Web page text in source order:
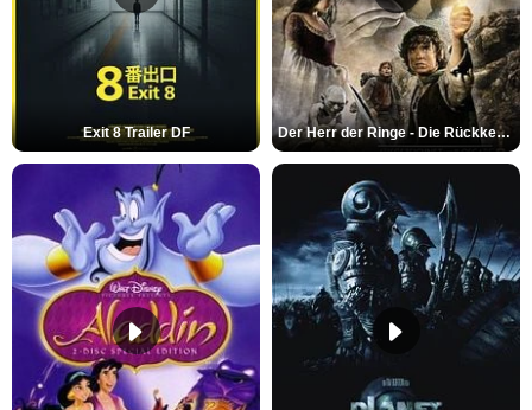
Exit 8 Trailer DF Der Herr der Ringe - Die Rückkehr des Königs Trailer OV